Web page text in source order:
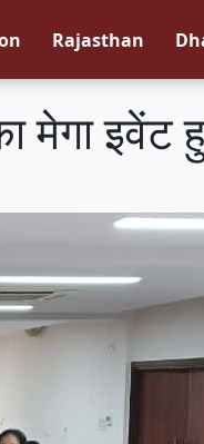
Rajasthan
मेगा